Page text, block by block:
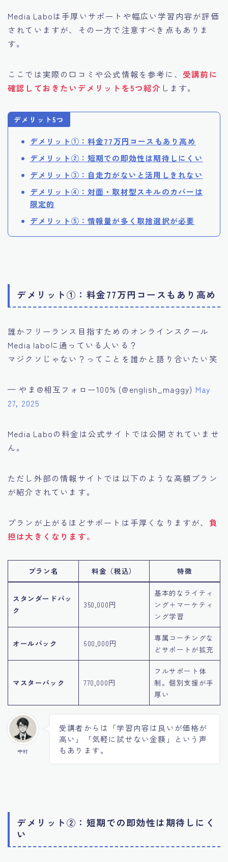
Media Laboは手厚いサポートや幅広い学習内容が評価
されていますが、その一方で注意すべき点もありま
す。
ここでは実際の口コミや公式情報を参考に、 受講前に
確認しておきたいデメリットを5つ紹介 します。
デメリット5つ
デメリット①：料金77万円コースもあり高め
デメリット②：短期での即効性は期待しにくい
デメリット③：自走力がないと活用しきれない
デメリット④：対面・取材型スキルのカバーは
限定的
デメリット⑤：情報量が多く取捨選択が必要
デメリット①：料金77万円コースもあり高め
誰かフリーランス目指すためのオンラインスクール
Media laboに通っている人いる？
マジクソじゃない？ってことを誰かと語り合いたい笑
— やま@相互フォロー100% (@english_maggy) May
27, 2025
Media Laboの料金は公式サイトでは公開されていませ
ん。
ただし外部の情報サイトでは以下のような高額プラン
が紹介されています。
プランが上がるほどサポートは手厚くなりますが、 負
担は大きくなります。
プラン名 料金（税込） 特徴
スタンダードパッ
ク
350,000円
基本的なライティ
ング＋マーケティ
ング学習
オールパック 600,000円
専属コーチングな
どサポートが拡充
マスターパック 770,000円
フルサポート体
制。個別支援が手
厚い
中村
受講者からは「学習内容は良いが価格が
高い」「気軽に試せない金額」という声
もあります。
デメリット②：短期での即効性は期待しにく
い